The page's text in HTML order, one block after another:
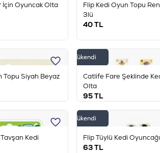
İçin Oyuncak Olta
Flip Kedi Oyun Topu
3lü
40TL
Topu Siyah Beyaz
Tükendi
Catlife Fare Şeklinde
Olta
95TL
Kedi
Tükendi
Flip Tüylü Kedi Oyuncağı
63TL